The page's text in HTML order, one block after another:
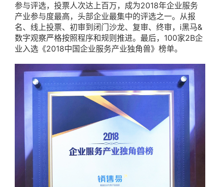
参与评选，投票人次达上百万，成为2018年企业服务
产业参与度最高，头部企业最集中的评选之一。从报
名、线上投票、初审到闭门沙龙、复审、终审，i黑马&
数字观察严格按照程序和规则推进。最后，100家2B企
业入选《2018中国企业服务产业独角兽》榜单。